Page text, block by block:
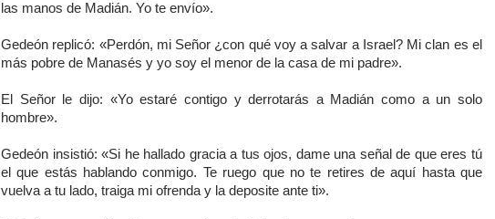
las manos de Madián. Yo te envío».
Gedeón replicó: «Perdón, mi Señor ¿con qué voy a salvar a Israel? Mi clan es el
más pobre de Manasés y yo soy el menor de la casa de mi padre».
El Señor le dijo: «Yo estaré contigo y derrotarás a Madián como a un solo
hombre».
Gedeón insistió: «Si he hallado gracia a tus ojos, dame una señal de que eres tú
el que estás hablando conmigo. Te ruego que no te retires de aquí hasta que
vuelva a tu lado, traiga mi ofrenda y la deposite ante ti».